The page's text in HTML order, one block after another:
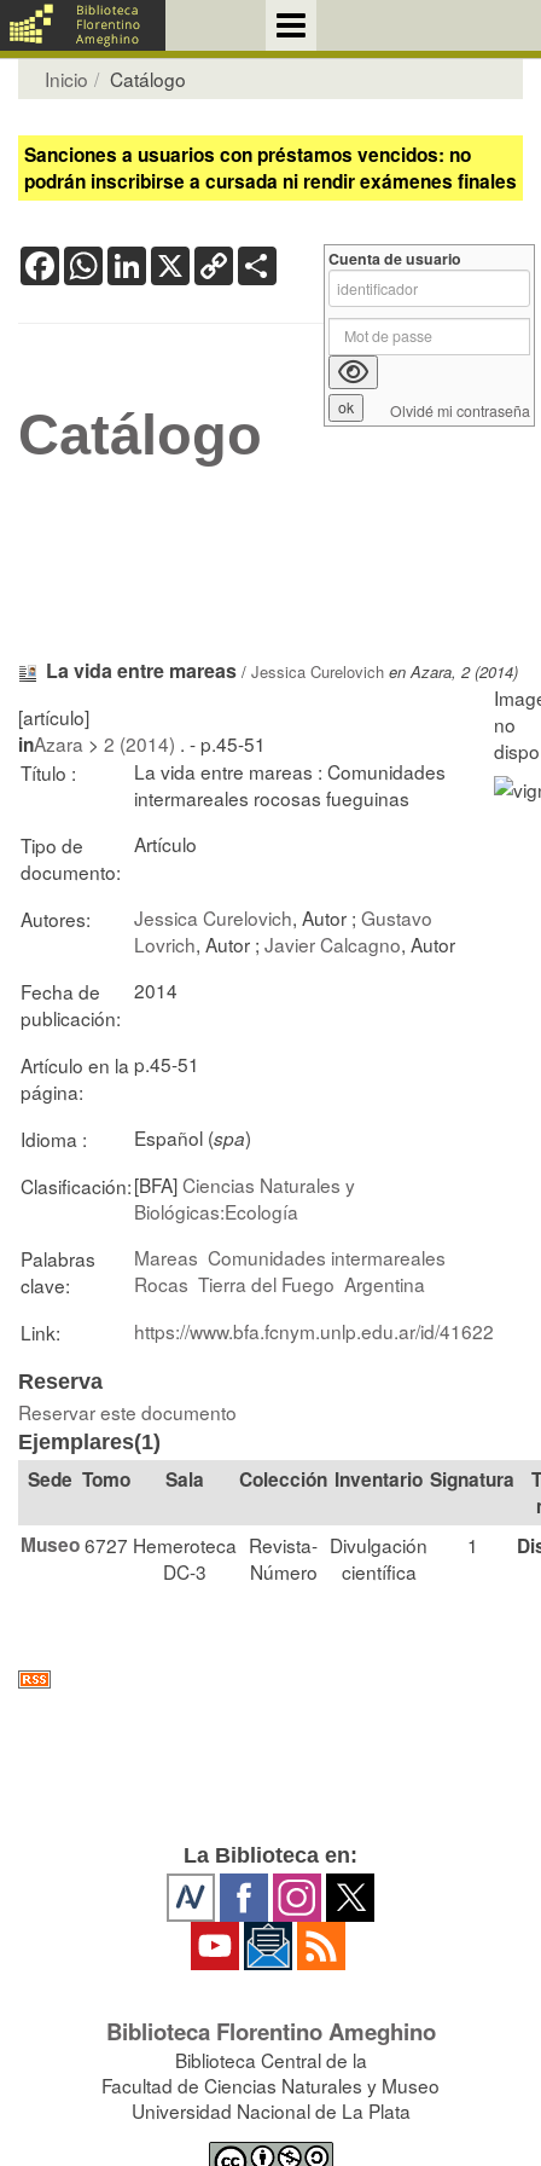
Inicio Catálogo
Sanciones a usuarios con préstamos vencidos: no
podrán inscribirse a cursada ni rendir exámenes finales
FacebookWhatsApp
LinkedIn
X Copy
Link
Catálogo
La vida entre mareas / Jessica Curelovich en Azara, 2 (2014)
[artículo]
inAzara > 2 (2014) . - p.45-51
Título :
La vida entre mareas : Comunidades
intermareales rocosas fueguinas
Tipo de
documento:
Artículo
Autores: Jessica Curelovich, Autor ; Gustavo
Lovrich, Autor ; Javier Calcagno, Autor
Fecha de
publicación:
2014
Artículo en la
página:
p.45-51
Idioma : Español (spa)
Clasificación:[BFA]Ciencias Naturales y
Biológicas:Ecología
Palabras
clave:
Mareas Comunidades intermareales
Rocas Tierra del Fuego Argentina
Link:
https://www.bfa.fcnym.unlp.edu.ar/id/41622
Reserva
Reservar este documento
Ejemplares(1)
Tomo Sala Colección Signatura
Museo6727 Hemeroteca
DC-3
Revista-
Número
Divulgación
científica
1
Cuenta de usuario
Olvidé mi contraseña
La Biblioteca en:
Biblioteca Florentino Ameghino
Biblioteca Central de la
Facultad de Ciencias Naturales y Museo
Universidad Nacional de La Plata